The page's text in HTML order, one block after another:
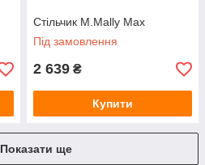
Стільчик M.Mally Max
Під замовлення
2 639 ₴
Купити
Показати ще